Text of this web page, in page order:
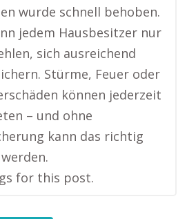
wurde schnell behoben.
jedem Hausbesitzer nur
sich ausreichend
Stürme, Feuer oder
können jederzeit
– und ohne
kann das richtig
for this post.